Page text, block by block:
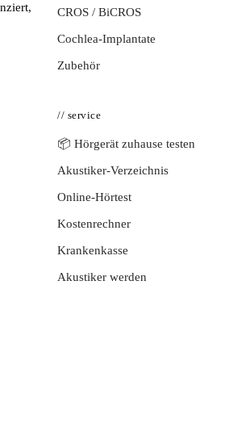
CROS / BiCROS
Cochlea-Implantate
Zubehör
// service
📦 Hörgerät zuhause testen
Akustiker-Verzeichnis
Online-Hörtest
Kostenrechner
Krankenkasse
Akustiker werden